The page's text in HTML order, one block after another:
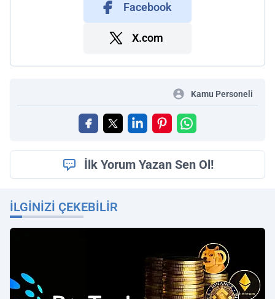
Facebook
X.com
Kamu Personeli
İlk Yorum Yazan Sen Ol!
İLGINIZI ÇEKEBILIR